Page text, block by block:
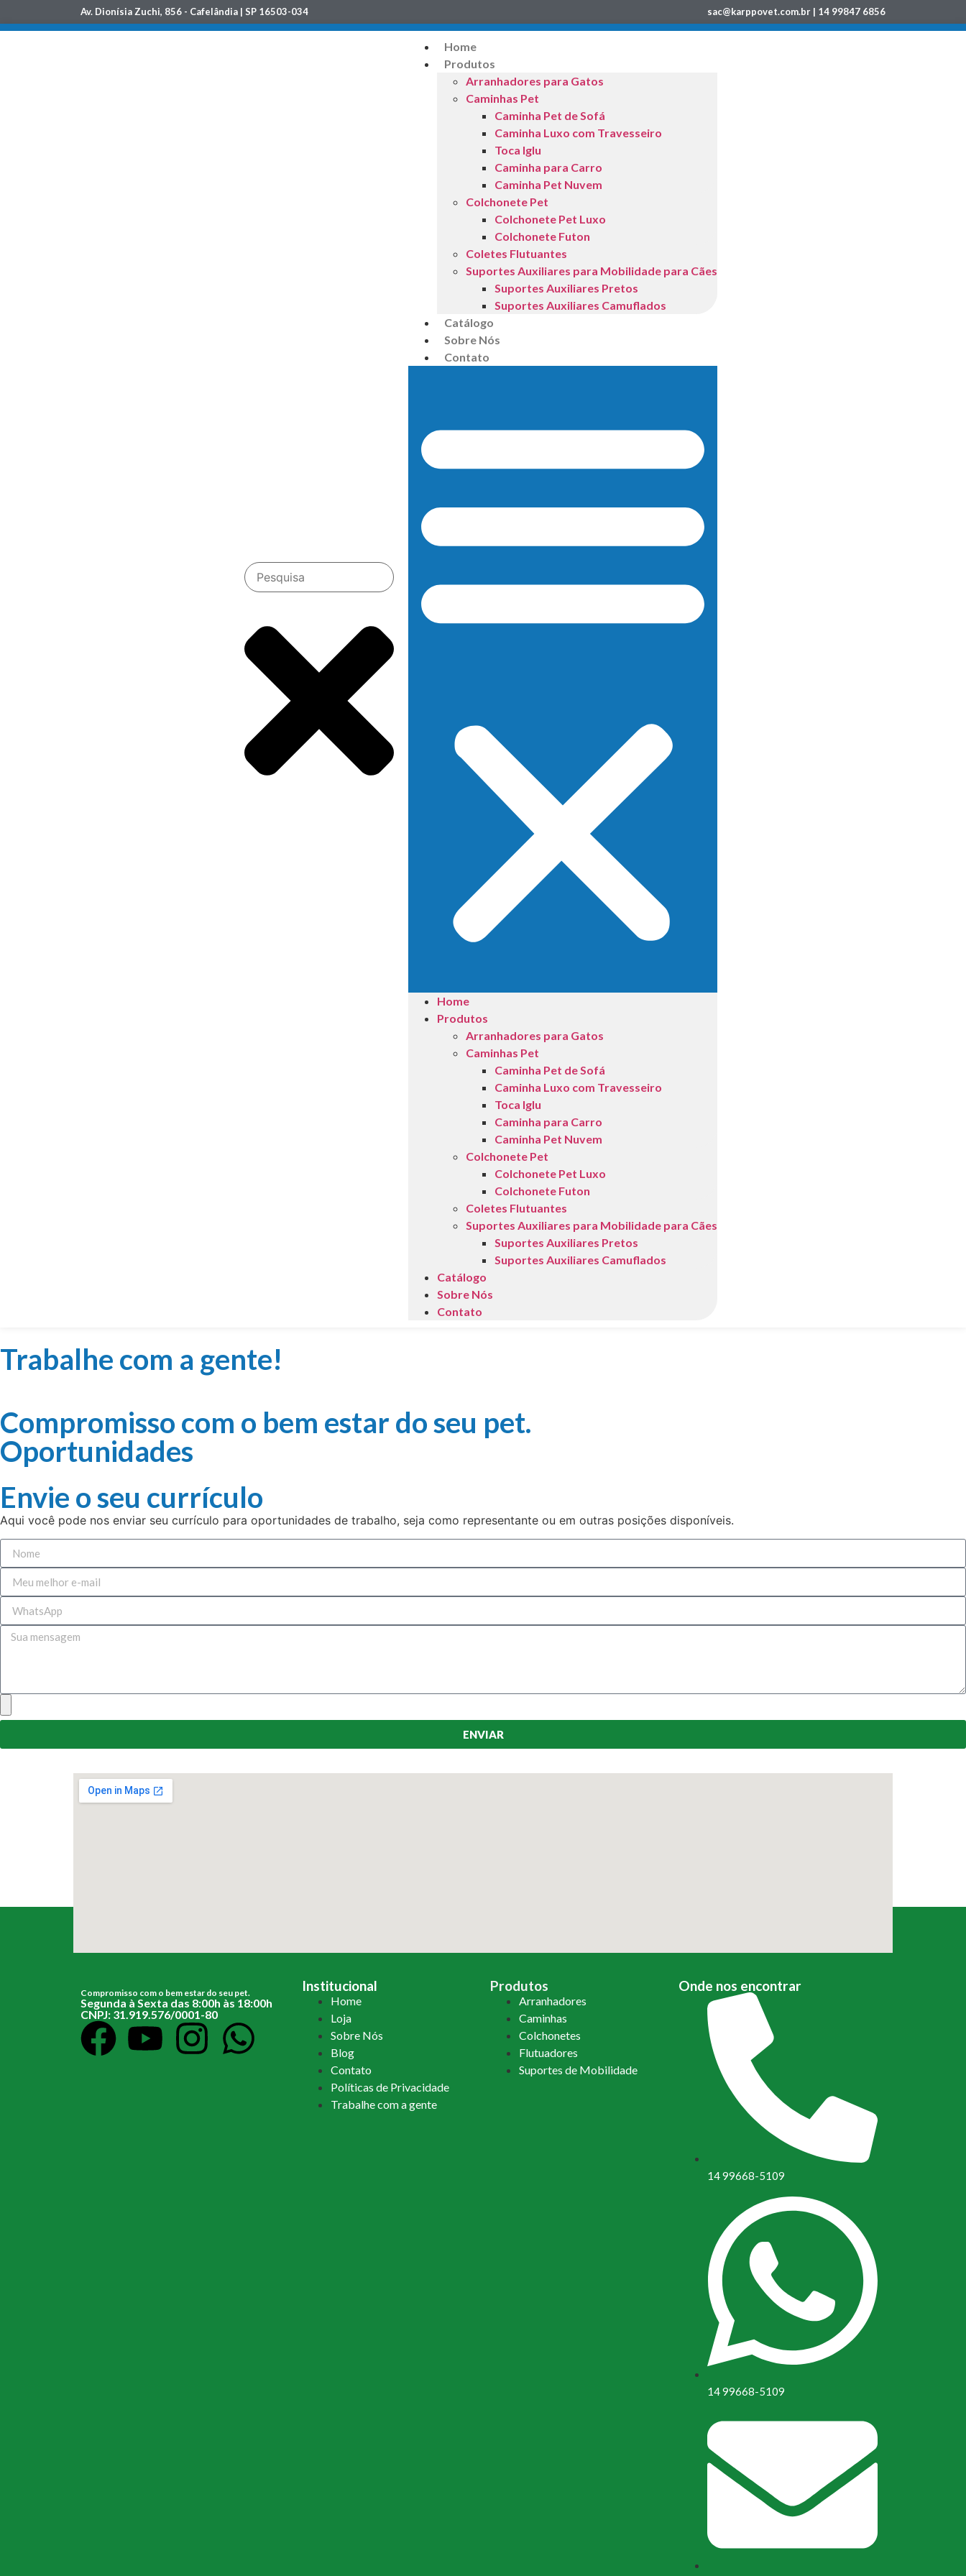
Av. Dionísia Zuchi, 856 - Cafelândia | SP 16503-034 sac@karppovet.com.br | 14 99847 6856
Home
Produtos
Arranhadores para Gatos
Caminhas Pet
Caminha Pet de Sofá
Caminha Luxo com Travesseiro
Toca Iglu
Caminha para Carro
Caminha Pet Nuvem
Colchonete Pet
Colchonete Pet Luxo
Colchonete Futon
Coletes Flutuantes
Suportes Auxiliares para Mobilidade para Cães
Suportes Auxiliares Pretos
Suportes Auxiliares Camuflados
Catálogo
Sobre Nós
Contato
Home
Produtos
Arranhadores para Gatos
Caminhas Pet
Caminha Pet de Sofá
Caminha Luxo com Travesseiro
Toca Iglu
Caminha para Carro
Caminha Pet Nuvem
Colchonete Pet
Colchonete Pet Luxo
Colchonete Futon
Coletes Flutuantes
Suportes Auxiliares para Mobilidade para Cães
Suportes Auxiliares Pretos
Suportes Auxiliares Camuflados
Catálogo
Sobre Nós
Contato
Trabalhe com a gente!
Compromisso com o bem estar do seu pet.
Oportunidades
Envie o seu currículo
Aqui você pode nos enviar seu currículo para oportunidades de trabalho, seja como representante ou em outras posições disponíveis.
ENVIAR
Compromisso com o bem estar do seu pet.
Segunda à Sexta das 8:00h às 18:00h
CNPJ: 31.919.576/0001-80
Institucional
Home
Loja
Sobre Nós
Blog
Contato
Políticas de Privacidade
Trabalhe com a gente
Produtos
Arranhadores
Caminhas
Colchonetes
Flutuadores
Suportes de Mobilidade
Onde nos encontrar
14 99668-5109
14 99668-5109